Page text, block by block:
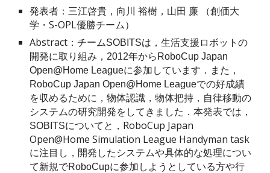
発表者：三江啓貴，向川 裕樹，山田 廉
（創価大
学・S-OPL優勝チーム）
Abstract：チームSOBITSは，生活支援ロボットの
開発に取り組み，2012年からRoboCup Japan
Open@Home Leagueに参加しています．また，
RoboCup Japan Open@Home Leagueでの好成績
を収めるために，物体認識，物体把持，自律移動の
システムの研究開発をしてきました．本発表では，
SOBITSについてと， RoboCup Japan
に注目し， 開発したシステムや具体的な処理につい
て新規でRoboCupに参加しようとしている方や行